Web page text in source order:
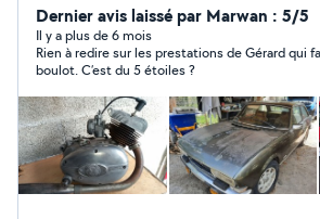
Dernier avis laissé par Marwan : 5/5
Il y a plus de 6 mois
Rien à redire sur les prestations de Gérard qui
boulot. C’est du 5 étoiles ?